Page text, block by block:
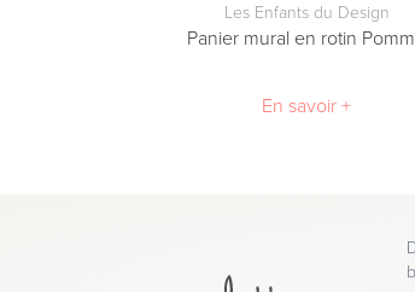
Les Enfants du Design
Panier mural en rotin
En savoir +